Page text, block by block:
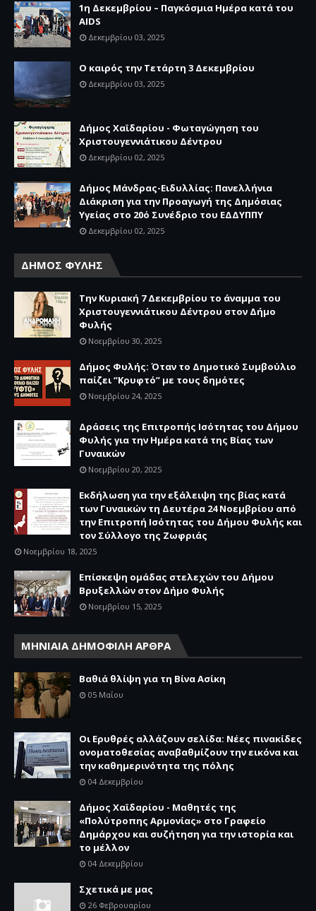
1η Δεκεμβρίου – Παγκόσμια Ημέρα κατά του
AIDS
Δεκεμβρίου 03, 2025
Ο καιρός την Τετάρτη 3 Δεκεμβρίου
Δεκεμβρίου 03, 2025
Δήμος Χαϊδαρίου - Φωταγώγηση του
Χριστουγεννιάτικου Δέντρου
Δεκεμβρίου 02, 2025
Δήμος Μάνδρας-Ειδυλλίας: Πανελλήνια
Διάκριση για την Προαγωγή της Δημόσιας
Υγείας στο 20ό Συνέδριο του ΕΔΔΥΠΠΥ
Δεκεμβρίου 02, 2025
ΔΗΜΟΣ ΦΥΛΗΣ
Την Κυριακή 7 Δεκεμβρίου το άναμμα του
Χριστουγεννιάτικου Δέντρου στον Δήμο
Φυλής
Νοεμβρίου 30, 2025
Δήμος Φυλής: Όταν το Δημοτικό Συμβούλιο
παίζει “Κρυφτό” με τους δημότες
Νοεμβρίου 24, 2025
Δράσεις της Επιτροπής Ισότητας του Δήμου
Φυλής για την Ημέρα κατά της Βίας των
Γυναικών
Νοεμβρίου 20, 2025
Εκδήλωση για την εξάλειψη της βίας κατά
των Γυναικών τη Δευτέρα 24 Νοεμβρίου από
την Επιτροπή Ισότητας του Δήμου Φυλής και
τον Σύλλογο της Ζωφριάς
Νοεμβρίου 18, 2025
Επίσκεψη ομάδας στελεχών του Δήμου
Βρυξελλών στον Δήμο Φυλής
Νοεμβρίου 15, 2025
ΜΗΝΙΑΙΑ ΔΗΜΟΦΙΛΗ ΑΡΘΡΑ
Βαθιά θλίψη για τη Βίνα Ασίκη
05 Μαΐου
Οι Ερυθρές αλλάζουν σελίδα: Νέες πινακίδες
ονοματοθεσίας αναβαθμίζουν την εικόνα και
την καθημερινότητα της πόλης
04 Δεκεμβρίου
Δήμος Χαϊδαρίου - Μαθητές της
«Πολύτροπης Αρμονίας» στο Γραφείο
Δημάρχου και συζήτηση για την ιστορία και
το μέλλον
04 Δεκεμβρίου
Σχετικά με μας
26 Φεβρουαρίου